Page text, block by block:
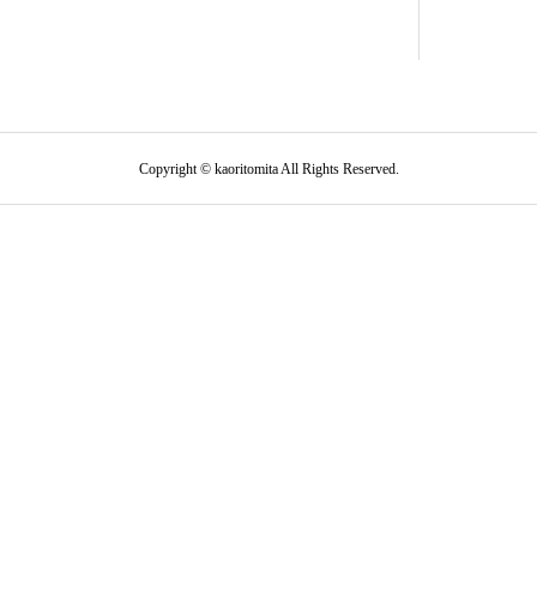
Copyright © kaoritomita All Rights Reserved.